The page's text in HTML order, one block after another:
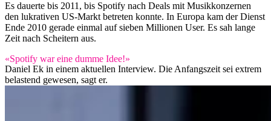
Es dauerte bis 2011, bis Spotify nach Deals mit Musikkonzernen
den lukrativen US-Markt betreten konnte. In Europa kam der Dienst
Ende 2010 gerade einmal auf sieben Millionen User. Es sah lange
Zeit nach Scheitern aus.
«Spotify war eine dumme Idee!»
Daniel Ek in einem aktuellen Interview. Die Anfangszeit sei extrem
belastend gewesen, sagt er.